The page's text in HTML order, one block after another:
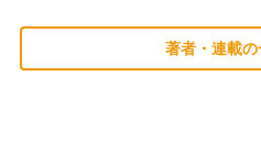
著者・連載